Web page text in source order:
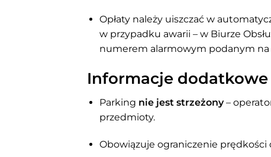
Opłaty należy uiszczać w
w przypadku awarii – w Biurze
numerem alarmowym podanym na
Informacje dodatkowe
Parking nie jest strzeżony–
przedmioty.
Obowiązuje ograniczenie prędkości